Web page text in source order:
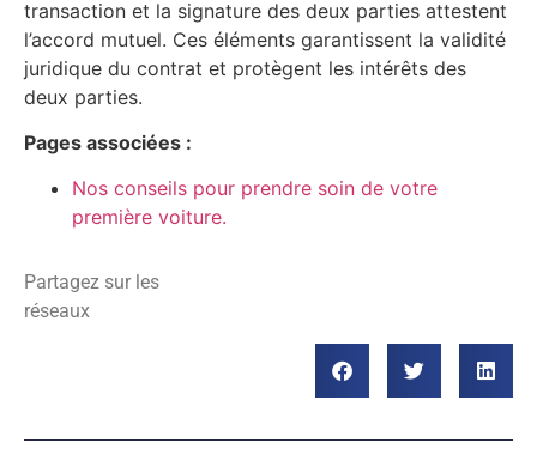
transaction et la signature des deux parties attestent
l’accord mutuel. Ces éléments garantissent la validité
juridique du contrat et protègent les intérêts des
deux parties.
Pages associées :
Nos conseils pour prendre soin de votre
première voiture.
Partagez sur les
réseaux